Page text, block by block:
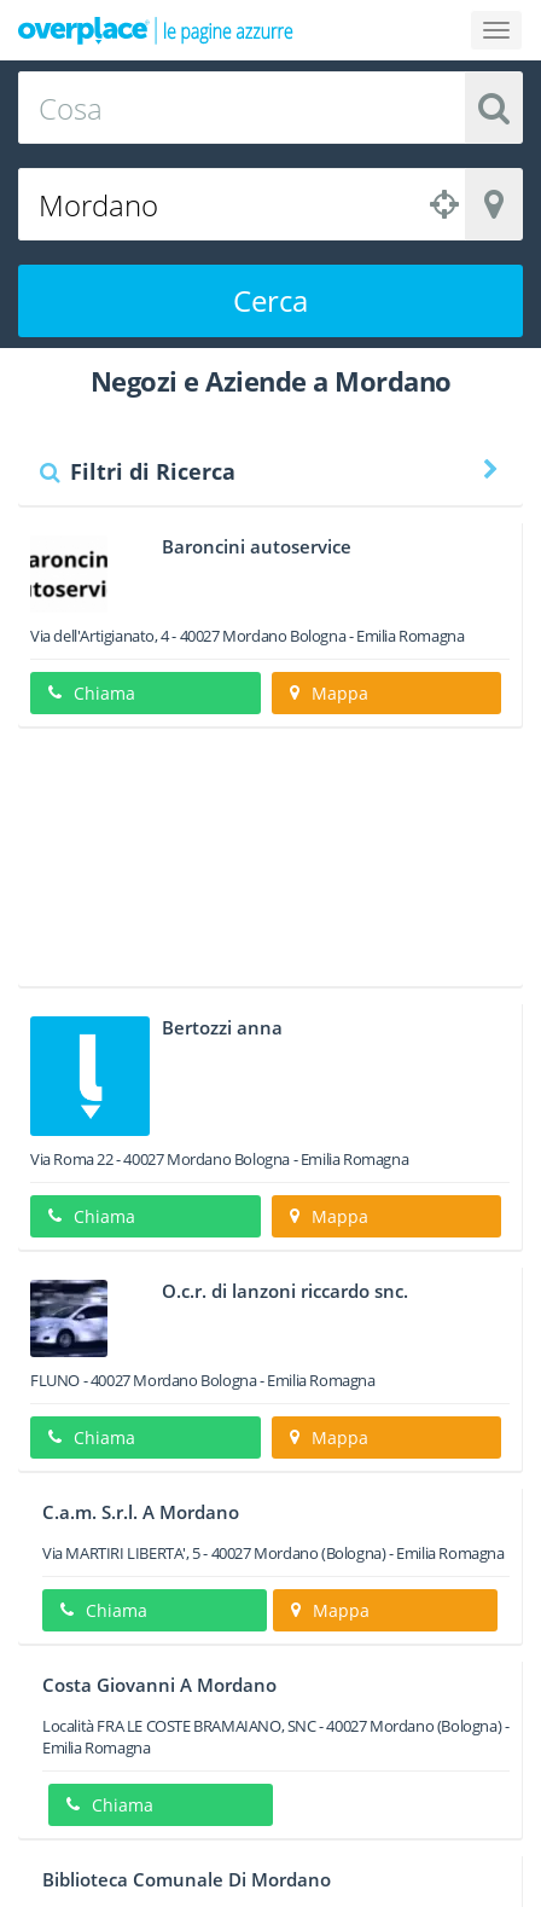
Cerca
Negozi e Aziende a Mordano
Filtri di Ricerca
Baroncini autoservice
Via dell'Artigianato, 4-40027Mordano Bologna -Emilia Romagna
Chiama Mappa
Bertozzi anna
Via Roma 22-40027Mordano Bologna -Emilia Romagna
Chiama Mappa
O.c.r. di lanzoni riccardo snc.
FLUNO-40027Mordano Bologna -Emilia Romagna
Chiama Mappa
C.a.m. S.r.l. A Mordano
Via MARTIRI LIBERTA', 5-40027Mordano(Bologna) -Emilia Romagna
Chiama Mappa
Costa Giovanni A Mordano
Località FRA LE COSTE BRAMAIANO, SNC-40027Mordano(Bologna) -
Emilia Romagna
Chiama
Biblioteca Comunale Di Mordano